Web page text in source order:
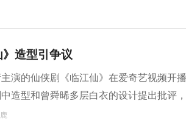
造型引争议
演的仙侠剧《临江仙》在爱奇艺视频开
造型和曾舜晞多层白衣的设计提出批评